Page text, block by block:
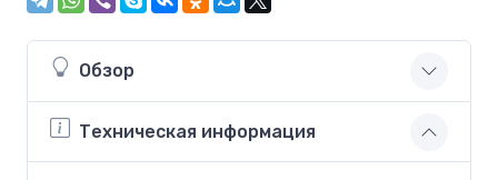
Обзор
Техническая информация